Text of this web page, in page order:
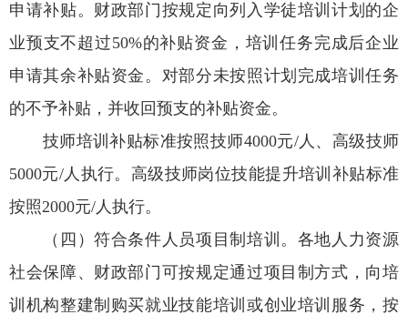
申请补贴。财政部门按规定向列入学徒培训计划的企
业预支不超过50%的补贴资金，培训任务完成后企业
申请其余补贴资金。对部分未按照计划完成培训任务
的不予补贴，并收回预支的补贴资金。
技师培训补贴标准按照技师4000元/人、高级技师
5000元/人执行。高级技师岗位技能提升培训补贴标准
按照2000元/人执行。
（四）符合条件人员项目制培训。各地人力资源
社会保障、财政部门可按规定通过项目制方式，向培
训机构整建制购买就业技能培训或创业培训服务，按